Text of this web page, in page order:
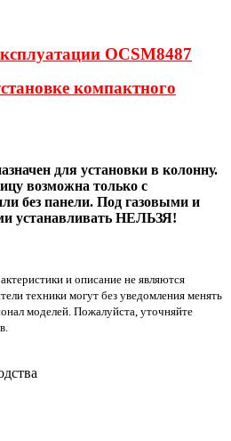
OCSM8487
компактного
для установки в колонну.
возможна только с
без панели. Под газовыми и
устанавливать НЕЛЬЗЯ!
и описание не являются
техники могут без уведомления менять
моделей. Пожалуйста, уточняйте